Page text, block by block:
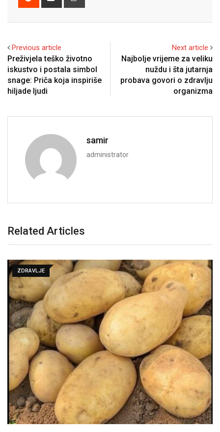
Previous article
Preživjela teško životno
iskustvo i postala simbol
snage: Priča koja inspiriše
hiljade ljudi
Next article
Najbolje vrijeme za veliku
nuždu i šta jutarnja
probava govori o zdravlju
organizma
samir
administrator
Related Articles
ZDRAVLJE